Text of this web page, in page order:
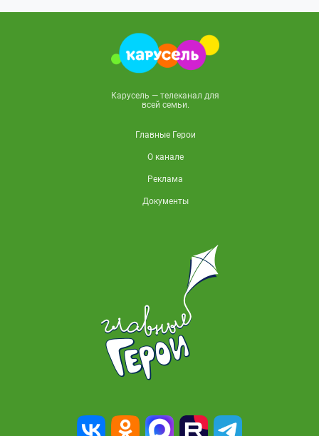
Карусель — телеканал для
всей семьи.
Главные Герои
О канале
Реклама
Документы